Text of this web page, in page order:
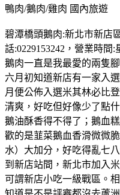
鴨肉/鵝肉/雞肉 國內旅遊
碧潭橋頭鵝肉:新北市新店
話:0229153242，營業時間
鵝肉一直是我最愛的兩隻
六月初知道新店有一家入
月便公佈入選米其林必比
清爽，好吃但好像少了點
鵝油酥香得不得了；鵝血
歡的是韮菜鵝血香滑微微
水）大加分，好吃得亂七
到新店站間，新北市加入
可謂新店小吃一級戰區。